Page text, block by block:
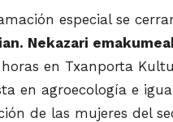
especial se
Nekazari
horas en Txanporta
en agroecología e
de las mujeres del